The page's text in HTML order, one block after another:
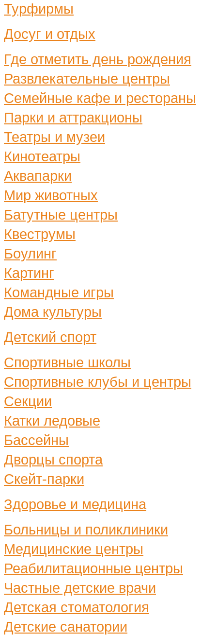
Турфирмы
Досуг и отдых
Где отметить день рождения
Развлекательные центры
Семейные кафе и рестораны
Парки и аттракционы
Театры и музеи
Кинотеатры
Аквапарки
Мир животных
Батутные центры
Квеструмы
Боулинг
Картинг
Командные игры
Дома культуры
Детский спорт
Спортивные школы
Спортивные клубы и центры
Секции
Катки ледовые
Бассейны
Дворцы спорта
Скейт-парки
Здоровье и медицина
Больницы и поликлиники
Медицинские центры
Реабилитационные центры
Частные детские врачи
Детская стоматология
Детские санатории